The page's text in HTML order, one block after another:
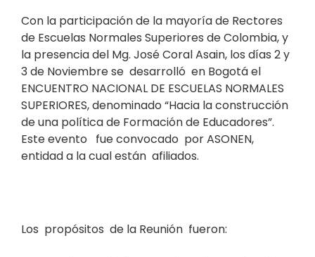
Con la participación de la mayoría de Rectores
de Escuelas Normales Superiores de Colombia, y
la presencia del Mg. José Coral Asain, los días 2 y
3 de Noviembre se desarrolló en Bogotá el
ENCUENTRO NACIONAL DE ESCUELAS NORMALES
SUPERIORES, denominado “Hacia la construcción
de una política de Formación de Educadores”.
Este evento fue convocado por ASONEN,
entidad a la cual están afiliados.
Los propósitos de la Reunión fueron: